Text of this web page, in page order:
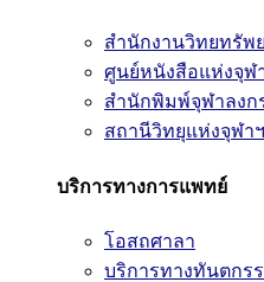
สำนักงานวิทยทรัพ
ศูนย์หนังสือแห่งจุฬ
สำนักพิมพ์จุฬาลง
สถานีวิทยุแห่งจุฬาฯ
บริการทางการแพทย์
โอสถศาลา
บริการทางทันตกร